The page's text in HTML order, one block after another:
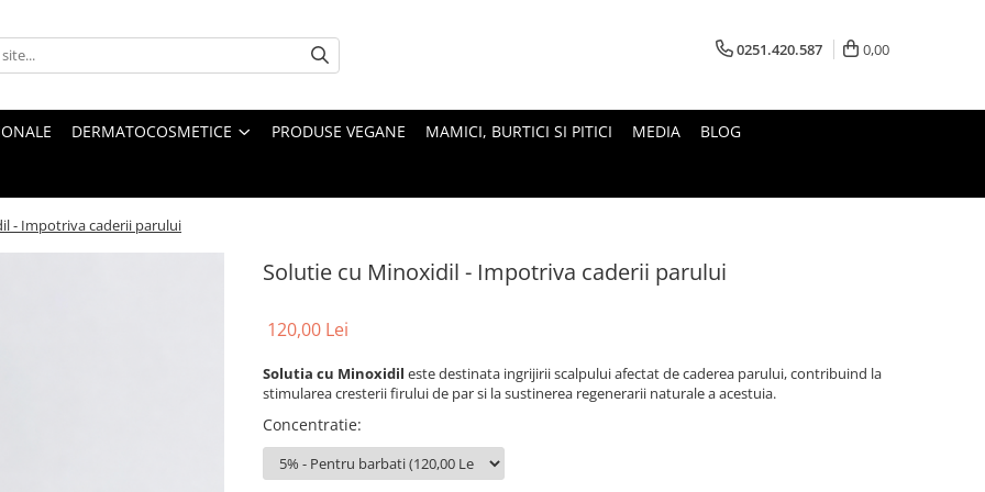
0251.420.587 0,00
DERMATOCOSMETICE PRODUSE VEGANE MAMICI, BURTICI SI PITICI MEDIA BLOG
- Impotriva caderii parului
Solutie cu Minoxidil - Impotriva caderii parului
120,00 Lei
Solutia cu Minoxidil este destinata ingrijirii scalpului afectat de caderea parului, contribuind la
stimularea cresterii firului de par si la sustinerea regenerarii naturale a acestuia.
Concentratie: